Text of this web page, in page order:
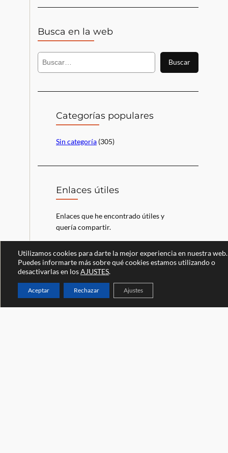
Busca en la web
B
c
Buscar
Categorías populares
Sin categoría (305)
Enlaces útiles
Enlaces que he encontrado útiles y
quería compartir.
Último informe sobre la inflación
Aplicaciones financieras para familias
Utilizamos cookies para darte la mejor experiencia en nuestra web.
Puedes informarte más sobre qué cookies estamos utilizando o
desactivarlas en losAJUSTES.
Aceptar Rechazar Ajustes